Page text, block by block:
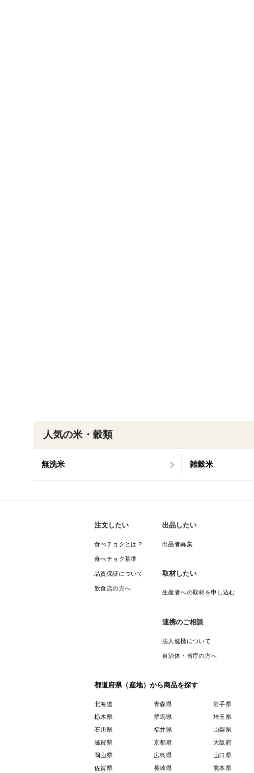
人気の米・穀類
無洗米 雑穀米
注文したい
食べチョクとは？
食べチョク基準
品質保証について
飲食店の方へ
出品したい
出品者募集
取材したい
生産者への取材を申し込む
連携のご相談
法人連携について
自治体・省庁の方へ
都道府県（産地）から商品を探す
北海道 青森県 岩手県
栃木県
群馬県 埼玉県
石川県
福井県 山梨県
滋賀県
京都府 大阪府
岡山県
広島県 山口県
佐賀県
長崎県 熊本県